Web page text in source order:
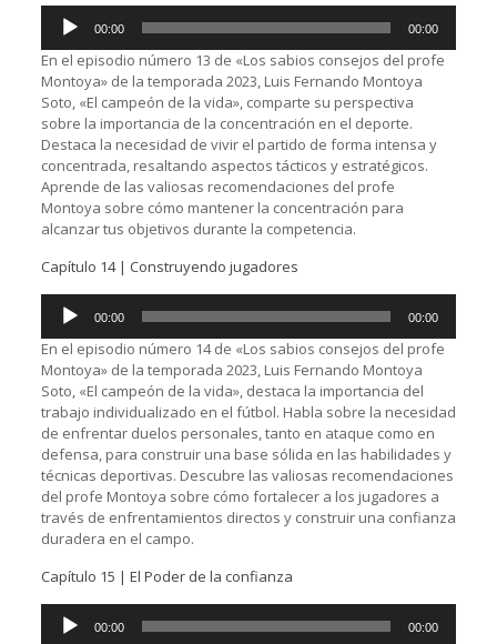
Reproductor
audio
00:00 00:00
En el episodio número 13 de «Los sabios consejos del profe
Montoya» de la temporada 2023, Luis Fernando Montoya
Soto, «El campeón de la vida», comparte su perspectiva
sobre la importancia de la concentración en el deporte.
Destaca la necesidad de vivir el partido de forma intensa y
concentrada, resaltando aspectos tácticos y estratégicos.
Aprende de las valiosas recomendaciones del profe
Montoya sobre cómo mantener la concentración para
alcanzar tus objetivos durante la competencia.
Capítulo 14 | Construyendo jugadores
Reproductor
audio
00:00 00:00
En el episodio número 14 de «Los sabios consejos del profe
Montoya» de la temporada 2023, Luis Fernando Montoya
Soto, «El campeón de la vida», destaca la importancia del
trabajo individualizado en el fútbol. Habla sobre la necesidad
de enfrentar duelos personales, tanto en ataque como en
defensa, para construir una base sólida en las habilidades y
técnicas deportivas. Descubre las valiosas recomendaciones
del profe Montoya sobre cómo fortalecer a los jugadores a
través de enfrentamientos directos y construir una confianza
duradera en el campo.
Capítulo 15 | El Poder de la confianza
Reproductor
00:00 00:00